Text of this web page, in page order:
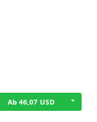
Ab 46,07 USD